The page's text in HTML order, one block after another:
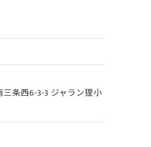
条西6-3-3 ジャラン狸小